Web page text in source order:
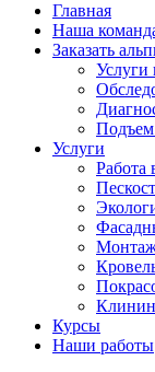
Главная
Наша
Заказать
Подъем
Услуги
Работа
Курсы
Наши работы